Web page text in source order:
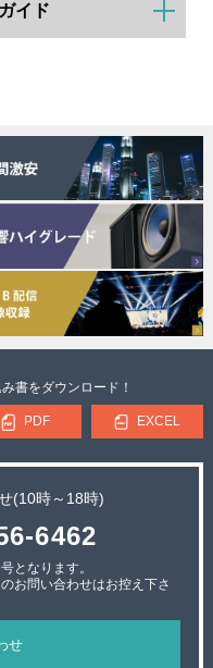
イド
書をダウンロード！
PDF EXCEL
(10時～18時)
6462
となります。
お問い合わせはお控え下さ
せ